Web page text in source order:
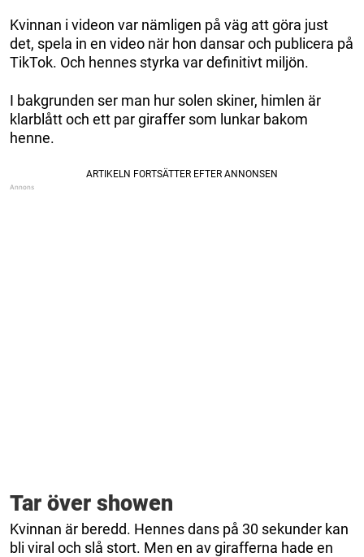
Kvinnan i videon var nämligen på väg att göra just
det, spela in en video när hon dansar och publicera på
TikTok. Och hennes styrka var definitivt miljön.
I bakgrunden ser man hur solen skiner, himlen är
klarblått och ett par giraffer som lunkar bakom
henne.
Tar över showen
Kvinnan är beredd. Hennes dans på 30 sekunder kan
bli viral och slå stort. Men en av girafferna hade en